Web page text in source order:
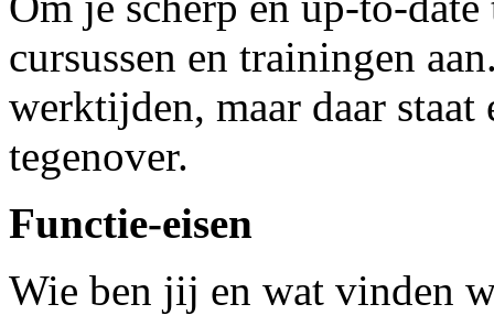
cursussen en trainingen
werktijden, maar daar
tegenover.
Functie-eisen
Wie ben jij en wat vinden